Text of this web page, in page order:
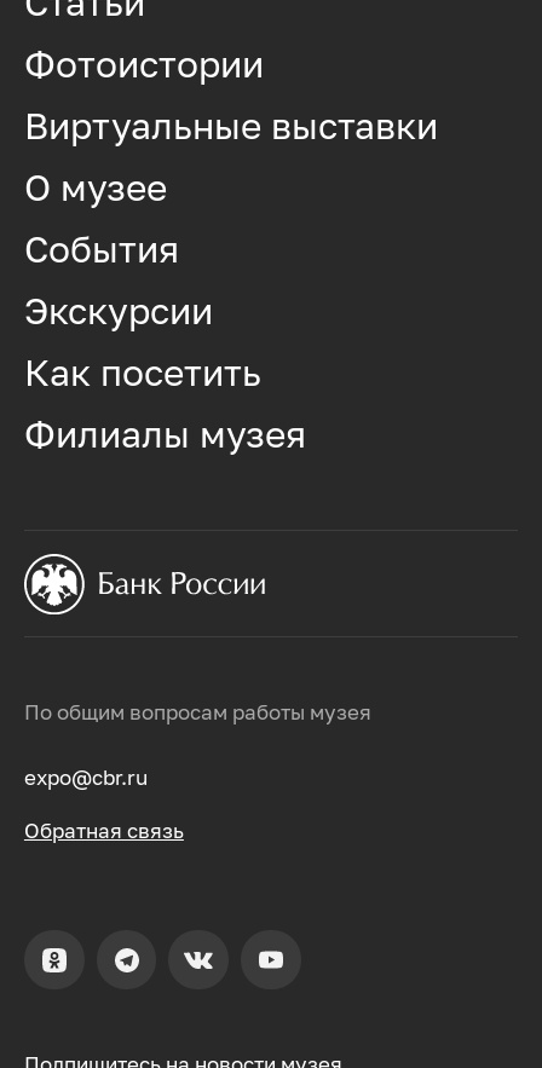
По общим вопросам работы музея
expo@cbr.ru
Обратная связь
Фотоистории
Виртуальные выставки
О музее
События
Экскурсии
Как посетить
Филиалы музея